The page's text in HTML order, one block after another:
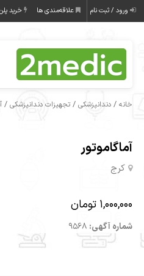
ورود / ثبت نام علاقه‌مندی ها خرید
خانه /دندانپزشکی /تجهیزات دندانپزشکی /
آماگاموتور
کرج
1,000,000 تومان
شماره آگهی: 9568